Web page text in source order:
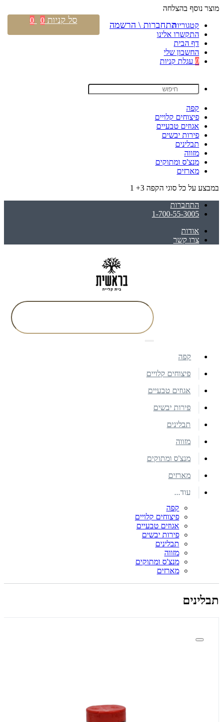
מוצר נוסף בהצלחה
קטגוריות
התקשרו אלינו
דף הבית
החשבון שלי
0 עגלת קניות
קפה
פיצוחים קלויים
אגוזים טבעיים
פירות יבשים
תבלינים
מזווה
מנצ'ס ומתוקים
מארזים
במבצע על כל סוגי הקפה 3+ 1
התחברות
1-700-55-3005
אודות
צרו קשר
התחברות \ הרשמה סל קניות 0
0
קפה
פיצוחים קלויים
אגוזים טבעיים
פירות יבשים
תבלינים
מזווה
מנצ'ס ומתוקים
מארזים
עוד...
קפה
פיצוחים קלויים
אגוזים טבעיים
פירות יבשים
תבלינים
מזווה
מנצ'ס ומתוקים
מארזים
תבלינים